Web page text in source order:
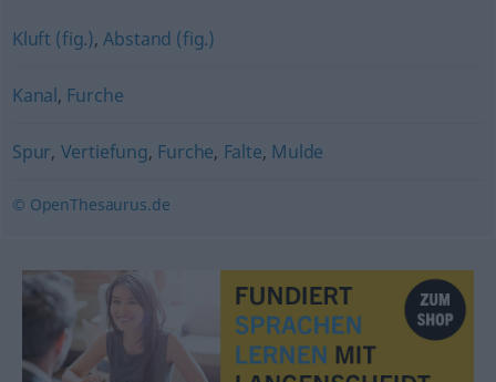
Kluft (fig.),Abstand (fig.)
Kanal, Furche
Spur, Vertiefung, Furche, Falte, Mulde
© OpenThesaurus.de